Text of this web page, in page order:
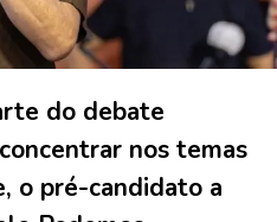
do debate
nos temas
o pré-candidato a